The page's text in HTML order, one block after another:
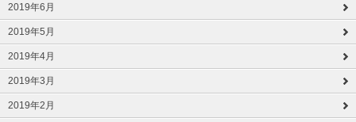
2019年6月
2019年5月
2019年4月
2019年3月
2019年2月